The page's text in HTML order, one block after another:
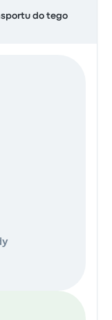
do tego